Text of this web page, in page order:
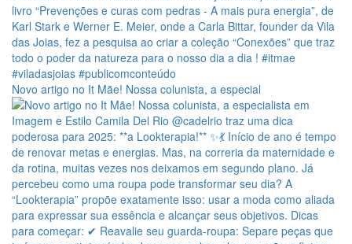
Novo artigo no It Mãe! Nossa colunista, a especial